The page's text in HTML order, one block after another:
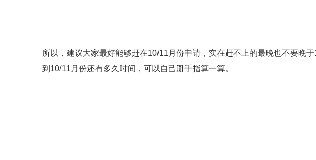
所以，建议大家最好能够赶在10/11月份申请，实在赶不上的最晚也不要晚
到10/11月份还有多久时间，可以自己掰手指算一算。